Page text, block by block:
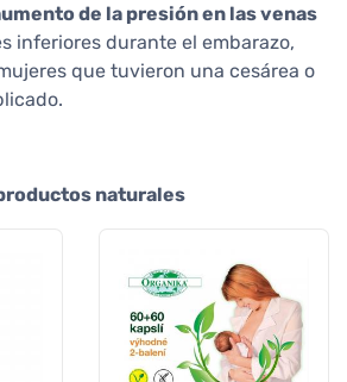
de la presión en las venas
inferiores durante el embarazo,
que tuvieron una cesárea o
naturales